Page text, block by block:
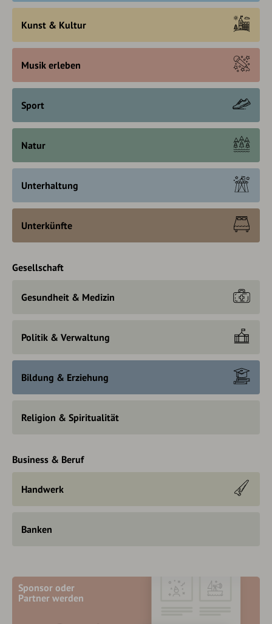
Kunst & Kultur
Musik erleben
Sport
Natur
Unterhaltung
Unterkünfte
Gesellschaft
Gesundheit & Medizin
Politik & Verwaltung
Bildung & Erziehung
Religion & Spiritualität
Business & Beruf
Handwerk
Banken
Sponsor oder
Partner werden